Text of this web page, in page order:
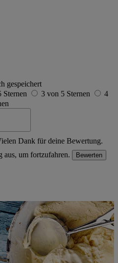
gespeichert
Sternen 3 von 5 Sternen
4
Dank für deine Bewertung.
aus, um fortzufahren.
Bewerten